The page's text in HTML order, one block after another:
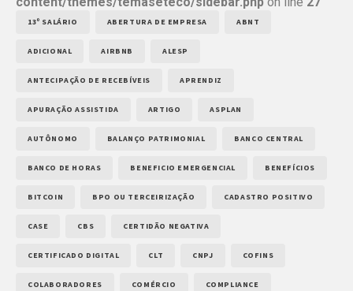
13º SALÁRIO ABERTURA DE EMPRESA ABNT
ADICIONAL AIRBNB ALESP
ANTECIPAÇÃO DE RECEBÍVEIS APRENDIZ
APURAÇÃO ASSISTIDA ARTIGO ASPLAN
AUTÔNOMO BALANÇO PATRIMONIAL BANCO CENTRAL
BANCO DE HORAS BENEFICIO EMERGENCIAL BENEFÍCIOS
BITCOIN BPO OU TERCEIRIZAÇÃO CADASTRO POSITIVO
CASE CBS CERTIDÃO NEGATIVA
CERTIFICADO DIGITAL CLT CNPJ COFINS
COLABORADORES COMÉRCIO COMPLIANCE